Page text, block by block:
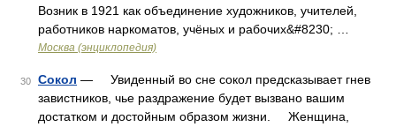
Возник в 1921 как объединение художников, учителей,
работников наркоматов, учёных и рабочих&#8230; …
Москва (энциклопедия)
30 Сокол — Увиденный во сне сокол предсказывает гнев
завистников, чье раздражение будет вызвано вашим
достатком и достойным образом жизни. Женщина,